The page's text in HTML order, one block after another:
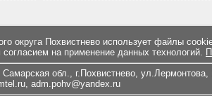
округа Похвистнево использует файлы
на применение данных технологий.
Самарская обл., г.Похвистнево, ул.Лермонтова,
, adm.pohv@yandex.ru